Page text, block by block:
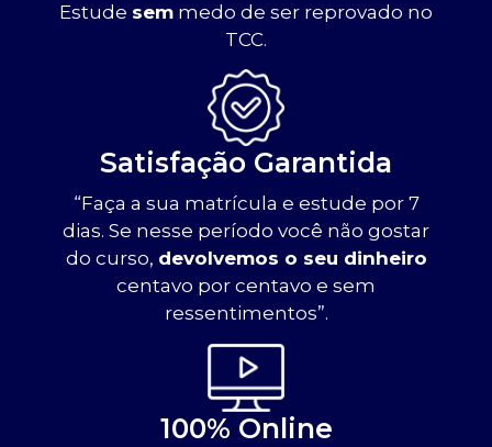
Estude sem medo de ser reprovado no
TCC.
Satisfação Garantida
“Faça a sua matrícula e estude por 7
dias. Se nesse período você não gostar
do curso, devolvemos o seu dinheiro
centavo por centavo e sem
ressentimentos”.
100% Online